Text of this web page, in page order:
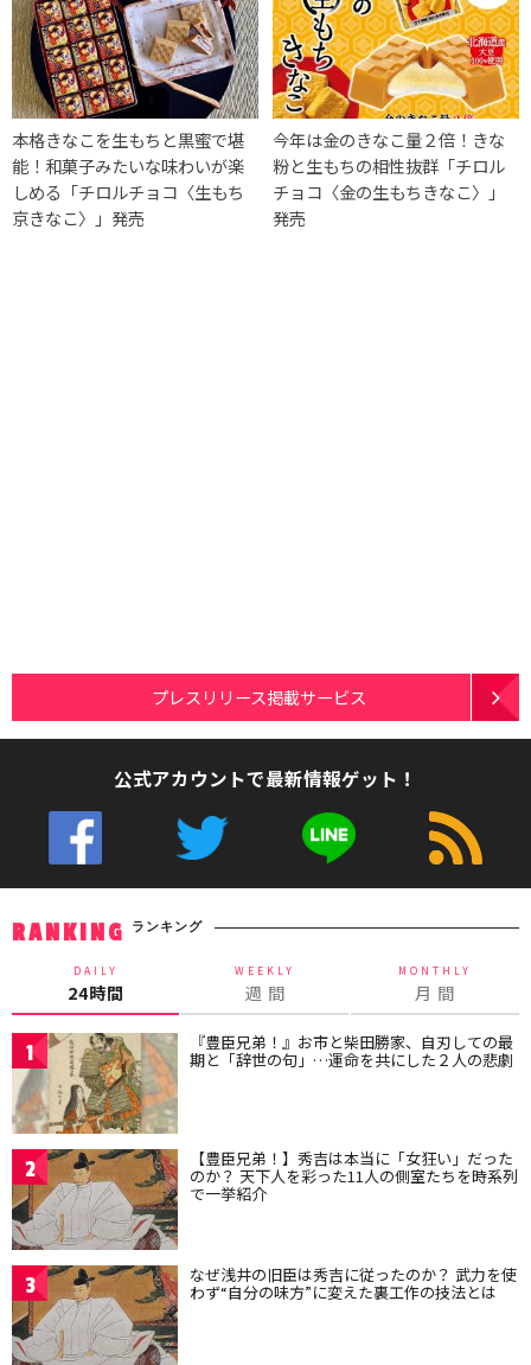
本格きなこを生もちと黒蜜で堪
能！和菓子みたいな味わいが楽
しめる「チロルチョコ〈生もち
京きなこ〉」発売
今年は金のきなこ量２倍！きな
粉と生もちの相性抜群「チロル
チョコ〈金の生もちきなこ〉」
発売
プレスリリース掲載サービス
公式アカウントで最新情報ゲット！
RANKING ランキング
DAILY
24時間
WEEKLY
週 間
MONTHLY
月 間
1 『豊臣兄弟！』お市と柴田勝家、自刃しての最
期と「辞世の句」…運命を共にした２人の悲劇
2 【豊臣兄弟！】秀吉は本当に「女狂い」だった
のか？ 天下人を彩った11人の側室たちを時系列
で一挙紹介
3 なぜ浅井の旧臣は秀吉に従ったのか？ 武力を使
わず“自分の味方”に変えた裏工作の技法とは